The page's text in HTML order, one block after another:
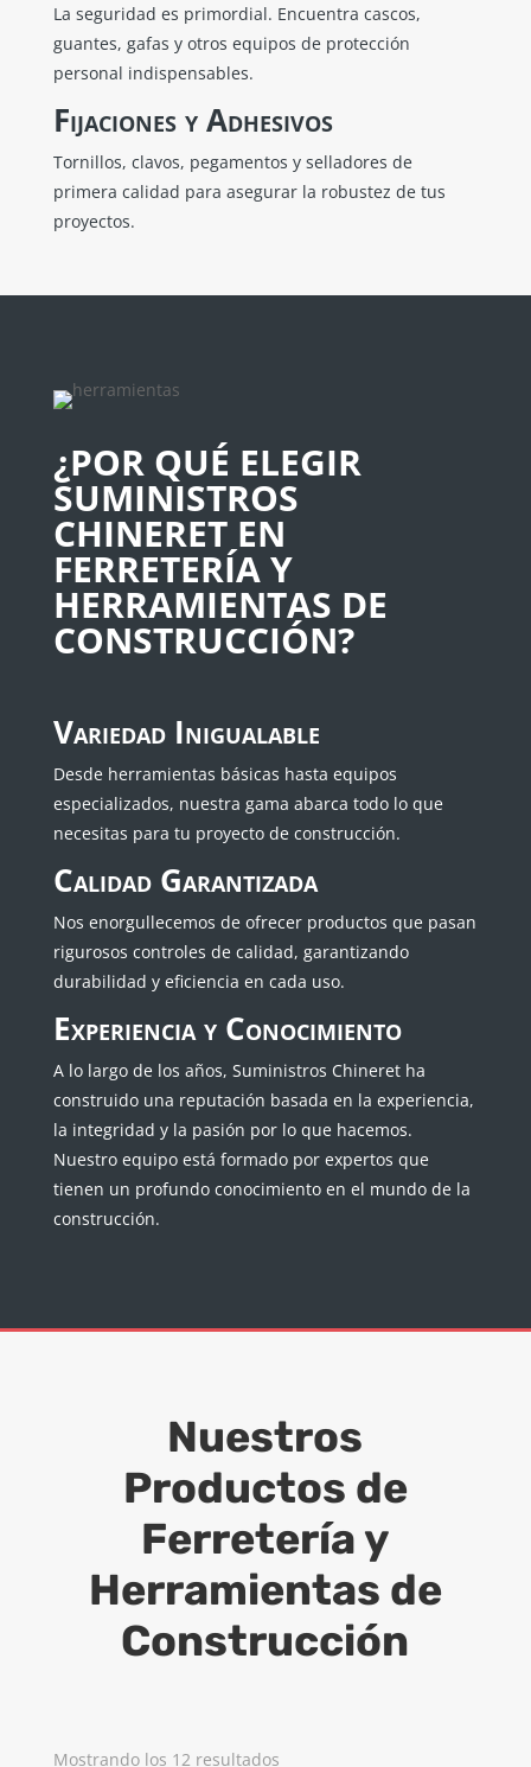
La seguridad es primordial. Encuentra cascos,
guantes, gafas y otros equipos de protección
personal indispensables.
Fijaciones y Adhesivos
Tornillos, clavos, pegamentos y selladores de
primera calidad para asegurar la robustez de tus
proyectos.
¿POR QUÉ ELEGIR
SUMINISTROS
CHINERET EN
FERRETERÍA Y
HERRAMIENTAS DE
CONSTRUCCIÓN?
Variedad Inigualable
Desde herramientas básicas hasta equipos
especializados, nuestra gama abarca todo lo que
necesitas para tu proyecto de construcción.
Calidad Garantizada
Nos enorgullecemos de ofrecer productos que pasan
rigurosos controles de calidad, garantizando
durabilidad y eficiencia en cada uso.
Experiencia y Conocimiento
A lo largo de los años, Suministros Chineret ha
construido una reputación basada en la experiencia,
la integridad y la pasión por lo que hacemos.
Nuestro equipo está formado por expertos que
tienen un profundo conocimiento en el mundo de la
construcción.
Nuestros
Productos de
Ferretería y
Herramientas de
Construcción
Mostrando los 12 resultados